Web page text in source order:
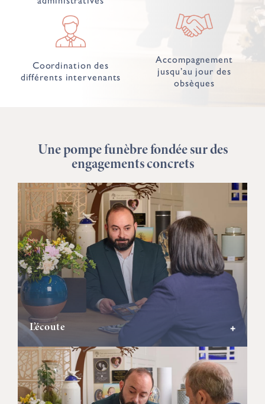
Coordination des
différents intervenants
Accompagnement
jusqu’au jour des
obsèques
Une pompe funèbre fondée sur des
engagements concrets
L’écoute +